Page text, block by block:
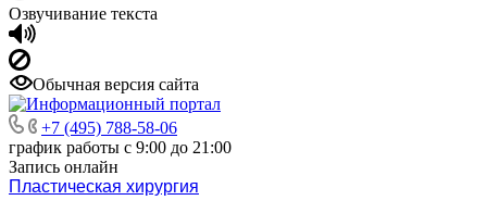
Озвучивание текста
Обычная версия сайта
+7 (495) 788-58-06
график работы с 9:00 до 21:00
Запись онлайн
Пластическая хирургия